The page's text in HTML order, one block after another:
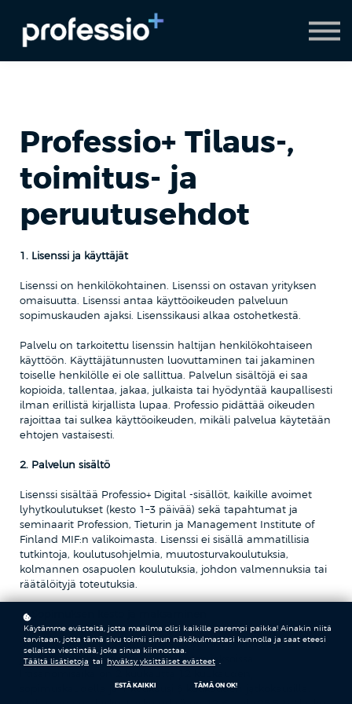
AI Coach
Pyydä demo
Hanki Professio+
Professio+ Tilaus-,
toimitus- ja
peruutusehdot
1. Lisenssi ja käyttäjät
Lisenssi on henkilökohtainen. Lisenssi on ostavan yrityksen
omaisuutta. Lisenssi antaa käyttöoikeuden palveluun
sopimuskauden ajaksi. Lisenssikausi alkaa ostohetkestä.
Palvelu on tarkoitettu lisenssin haltijan henkilökohtaiseen
käyttöön. Käyttäjätunnusten luovuttaminen tai jakaminen
toiselle henkilölle ei ole sallittua. Palvelun sisältöjä ei saa
kopioida, tallentaa, jakaa, julkaista tai hyödyntää kaupallisesti
ilman erillistä kirjallista lupaa. Professio pidättää oikeuden
rajoittaa tai sulkea käyttöoikeuden, mikäli palvelua käytetään
ehtojen vastaisesti.
2. Palvelun sisältö
Lisenssi sisältää Professio+ Digital -sisällöt, kaikille avoimet
lyhytkoulutukset (kesto 1–3 päivää) sekä tapahtumat ja
seminaarit Profession, Tieturin ja Management Institute of
Finland MIF:n valikoimasta. Lisenssi ei sisällä ammatillisia
tutkintoja, koulutusohjelmia, muutosturvakoulutuksia,
kolmannen osapuolen koulutuksia, johdon valmennuksia tai
räätälöityjä toteutuksia.
3. Sopimuksen kesto ja maksaminen
Sopimuskausi on 12 kuukautta. Sopimus jatkuu tämän
jälkeen automaattisesti 6 kuukauden jaksoissa.
sopimuskaudella ja 1 kuukausi 6 kuukauden jatkokausilla.
Käytämme evästeitä, jotta maailma olisi kaikille parempi paikka! Ainakin niitä
tarvitaan, jotta tämä sivu toimii sinun näkökulmastasi kunnolla ja saat eteesi
sellaista viestintää, joka sinua kiinnostaa.
Täältä lisätietoja tai hyväksy yksittäiset evästeet
ESTÄ KAIKKI TÄMÄ ON OK!